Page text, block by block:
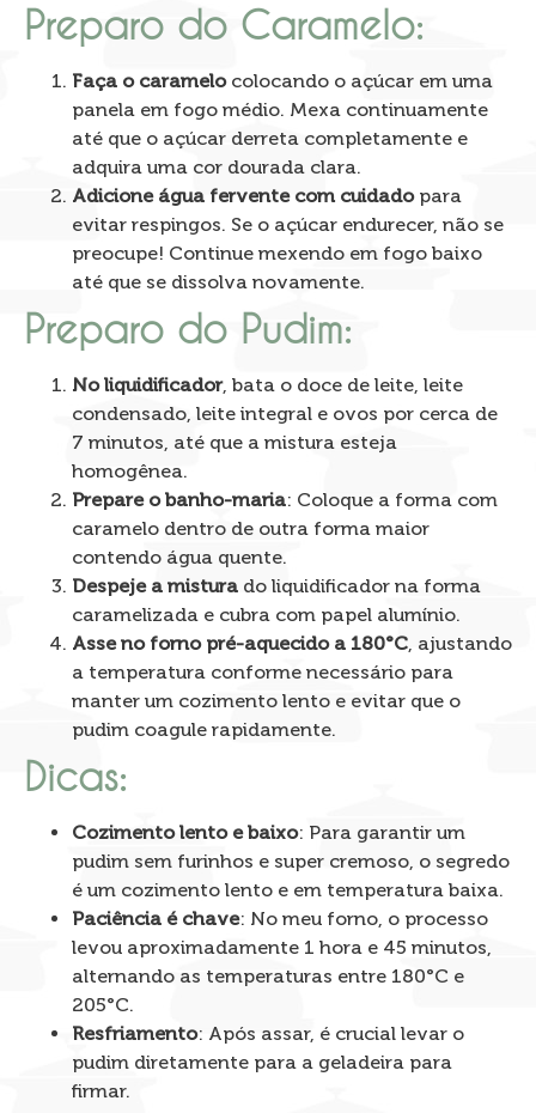
Preparo do Caramelo:
Faça o caramelocolocando o açúcar em uma
panela em fogo médio. Mexa continuamente
até que o açúcar derreta completamente e
adquira uma cor dourada clara.
Adicione água fervente com cuidadopara
evitar respingos. Se o açúcar endurecer, não se
preocupe! Continue mexendo em fogo baixo
até que se dissolva novamente.
Preparo do Pudim:
No liquidificador, bata o doce de leite, leite
condensado, leite integral e ovos por cerca de
7 minutos, até que a mistura esteja
homogênea.
Prepare o banho-maria: Coloque a forma com
caramelo dentro de outra forma maior
contendo água quente.
Despeje a mistura do liquidificador na forma
caramelizada e cubra com papel alumínio.
Asse no forno pré-aquecido a 180°C , ajustando
a temperatura conforme necessário para
manter um cozimento lento e evitar que o
pudim coagule rapidamente.
Dicas:
Cozimento lento e baixo: Para garantir um
pudim sem furinhos e super cremoso, o segredo
é um cozimento lento e em temperatura baixa.
Paciência é chave: No meu forno, o processo
levou aproximadamente 1 hora e 45 minutos,
alternando as temperaturas entre 180°C e
205°C.
Resfriamento: Após assar, é crucial levar o
pudim diretamente para a geladeira para
firmar.